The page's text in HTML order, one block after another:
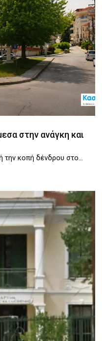
στην ανάγκη και
την κοπή δένδρου στο...